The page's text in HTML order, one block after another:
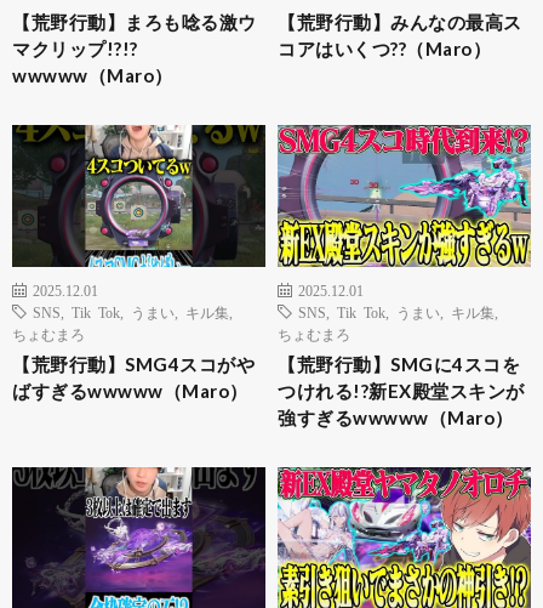
【荒野行動】まろも唸る激ウ
マクリップ!?!?
wwwww（Maro）
【荒野行動】みんなの最高ス
コアはいくつ??（Maro）
2025.12.01
SNS
Tik Tok うまい キル集
ちょむまろ
【荒野行動】SMG4スコがや
ばすぎるwwwww（Maro）
2025.12.01
SNS
Tik Tok うまい キル集
ちょむまろ
【荒野行動】SMGに4スコを
つけれる!?新EX殿堂スキンが
強すぎるwwwww（Maro）